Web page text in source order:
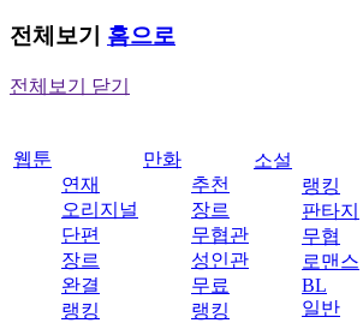
전체보기 홈으로
전체보기 닫기
웹툰
연재
오리지널
단편
장르
완결
랭킹
만화
추천
장르
무협관
성인관
무료
랭킹
소설
랭킹
판타지
무협
로맨스
BL
일반